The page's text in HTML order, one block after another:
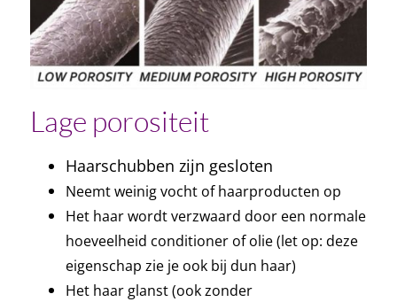
Lage porositeit
Haarschubben zijn gesloten
Neemt weinig vocht of haarproducten op
Het haar wordt verzwaard door een normale
hoeveelheid conditioner of olie (let op: deze
eigenschap zie je ook bij dun haar)
Het haar glanst (ook zonder